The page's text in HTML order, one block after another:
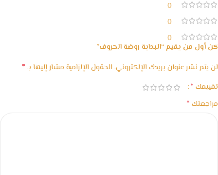
0
0
0
كن أول من يقيم “البداية روضة الحروف”
لن يتم نشر عنوان بريدك الإلكتروني. الحقول الإلزامية مشار إليها بـ*
تقييمك *
مراجعتك *